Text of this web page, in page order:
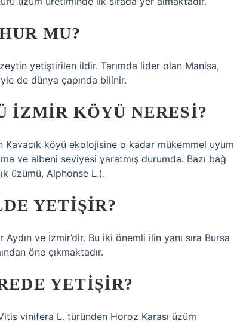
MU?
yetiştirilen ildir. Tarımda lider olan Manisa,
de dünya çapında bilinir.
İZMIR KÖYÜ NERESI?
Kavacık köyü ekolojisine o kadar mükemmel uyum
ve albeni seviyesi yaratmış durumda. Bazı bağ
üzümü, Alphonse L.).
YETIŞIR?
ve İzmir’dir. Bu iki önemli ilin yanı sıra Bursa
öne çıkmaktadır.
YETIŞIR?
vinifera L. türünden Horoz Karası üzüm